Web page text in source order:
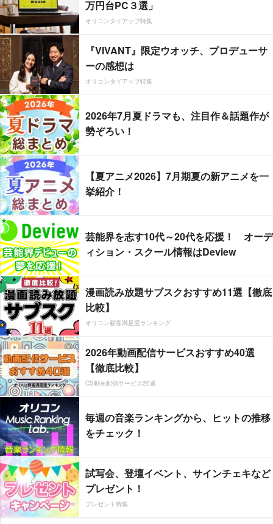
万円台PC３選」
オリコンタイアップ特集
『VIVANT』限定ウオッチ、プロデューサ
ーの感想は
オリコンタイアップ特集
2026年7月夏ドラマも、注目作＆話題作が
勢ぞろい！
【夏アニメ2026】7月期夏の新アニメを一
挙紹介！
芸能界を志す10代～20代を応援！ オーデ
ィション・スクール情報はDeview
漫画読み放題サブスクおすすめ11選【徹底
比較】
オリコン顧客満足度ランキング
2026年動画配信サービスおすすめ40選
【徹底比較】
CS動画配信サービス20選
毎週の音楽ランキングから、ヒットの推移
をチェック！
試写会、登壇イベント、サインチェキなど
プレゼント！
プレゼント特集